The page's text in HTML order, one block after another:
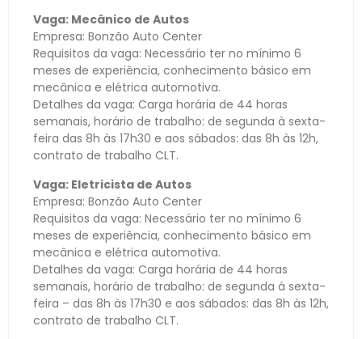
Vaga: Mecânico de Autos
Empresa: Bonzão Auto Center
Requisitos da vaga: Necessário ter no mínimo 6
meses de experiência, conhecimento básico em
mecânica e elétrica automotiva.
Detalhes da vaga: Carga horária de 44 horas
semanais, horário de trabalho: de segunda à sexta-
feira das 8h às 17h30 e aos sábados: das 8h às 12h,
contrato de trabalho CLT.
Vaga: Eletricista de Autos
Empresa: Bonzão Auto Center
Requisitos da vaga: Necessário ter no mínimo 6
meses de experiência, conhecimento básico em
mecânica e elétrica automotiva.
Detalhes da vaga: Carga horária de 44 horas
semanais, horário de trabalho: de segunda á sexta-
feira – das 8h às 17h30 e aos sábados: das 8h às 12h,
contrato de trabalho CLT.